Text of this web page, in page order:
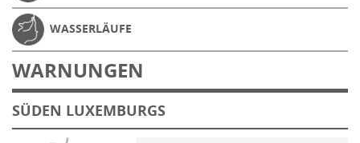
WASSERLÄUFE
WARNUNGEN
SÜDEN LUXEMBURGS